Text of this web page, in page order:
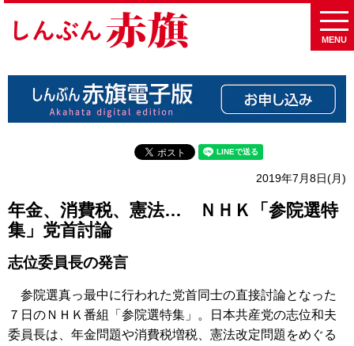
MENU
2019年7月8日(月)
年金、消費税、憲法… ＮＨＫ「参院選特
集」党首討論
志位委員長の発言
参院選真っ最中に行われた党首同士の直接討論となった
７日のＮＨＫ番組「参院選特集」。日本共産党の志位和夫
委員長は、年金問題や消費税増税、憲法改定問題をめぐる